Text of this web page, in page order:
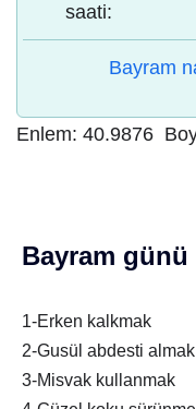
saati:
Bayram
Enlem: 40.9876
Bayram
1-Erken kalkmak
2-Gusül abdesti almak
3-Misvak kullanmak